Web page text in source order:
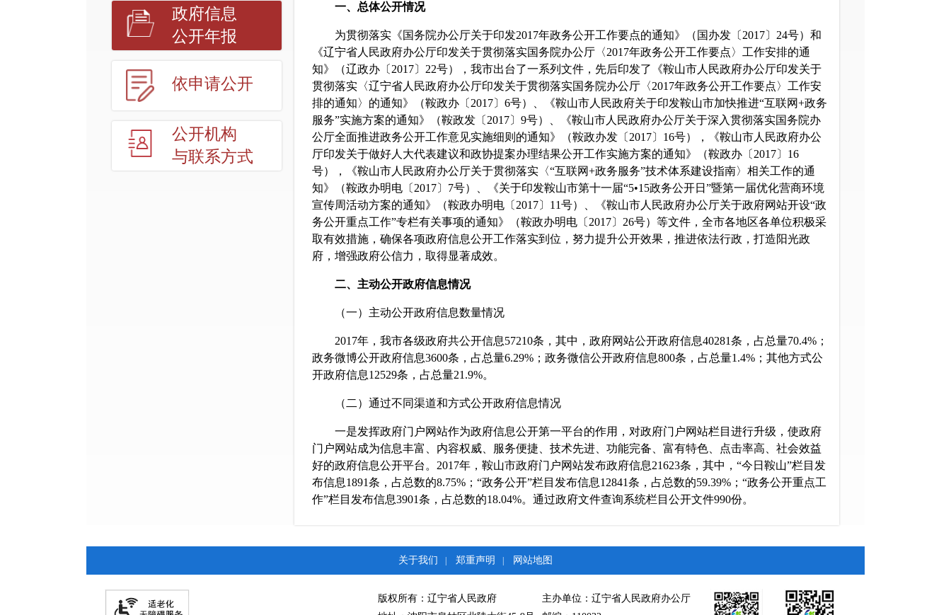
政府信息
公开年报
依申请公开
公开机构
与联系方式
一、总体公开情况
为贯彻落实《国务院办公厅关于印发2017年政务公开工作要点的通知》（国办发〔2017〕24号）和
《辽宁省人民政府办公厅印发关于贯彻落实国务院办公厅〈2017年政务公开工作要点〉工作安排的通
知》（辽政办〔2017〕22号），我市出台了一系列文件，先后印发了《鞍山市人民政府办公厅印发关于
贯彻落实〈辽宁省人民政府办公厅印发关于贯彻落实国务院办公厅〈2017年政务公开工作要点〉工作安
排的通知〉的通知》（鞍政办〔2017〕6号）、《鞍山市人民政府关于印发鞍山市加快推进“互联网+政务
服务”实施方案的通知》（鞍政发〔2017〕9号）、《鞍山市人民政府办公厅关于深入贯彻落实国务院办
公厅全面推进政务公开工作意见实施细则的通知》（鞍政办发〔2017〕16号），《鞍山市人民政府办公
厅印发关于做好人大代表建议和政协提案办理结果公开工作实施方案的通知》（鞍政办〔2017〕16
号），《鞍山市人民政府办公厅关于贯彻落实〈“互联网+政务服务”技术体系建设指南〉相关工作的通
知》（鞍政办明电〔2017〕7号）、《关于印发鞍山市第十一届“5•15政务公开日”暨第一届优化营商环境
宣传周活动方案的通知》（鞍政办明电〔2017〕11号）、《鞍山市人民政府办公厅关于政府网站开设“政
务公开重点工作”专栏有关事项的通知》（鞍政办明电〔2017〕26号）等文件，全市各地区各单位积极采
取有效措施，确保各项政府信息公开工作落实到位，努力提升公开效果，推进依法行政，打造阳光政
府，增强政府公信力，取得显著成效。
二、主动公开政府信息情况
（一）主动公开政府信息数量情况
2017年，我市各级政府共公开信息57210条，其中，政府网站公开政府信息40281条，占总量70.4%；
政务微博公开政府信息3600条，占总量6.29%；政务微信公开政府信息800条，占总量1.4%；其他方式公
开政府信息12529条，占总量21.9%。
（二）通过不同渠道和方式公开政府信息情况
一是发挥政府门户网站作为政府信息公开第一平台的作用，对政府门户网站栏目进行升级，使政府
门户网站成为信息丰富、内容权威、服务便捷、技术先进、功能完备、富有特色、点击率高、社会效益
好的政府信息公开平台。2017年，鞍山市政府门户网站发布政府信息21623条，其中，“今日鞍山”栏目发
布信息1891条，占总数的8.75%；“政务公开”栏目发布信息12841条，占总数的59.39%；“政务公开重点工
作”栏目发布信息3901条，占总数的18.04%。通过政府文件查询系统栏目公开文件990份。
分别发放到市委，市人大，市政协相关部门，各县（市、区）政府、市政府部门、直属事业单位。同
时，还通过政府门户网站面向社会公众每2个月发布一期电子政府公报，扩大公开覆盖面。
三是落实政府新闻发布会制度。2017年，市政府新闻办公室围绕重大决策事项、重点工作安排、重
大民生实事等，及时组织新闻发布会。组织月度、季度经济运行情况新闻发布会。2017年，市政府新闻
关于我们 郑重声明 网站地图
版权所有：辽宁省人民政府
主办单位：辽宁省人民政府办公厅